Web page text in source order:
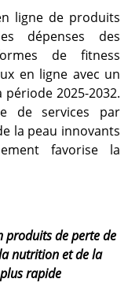
ligne de produits
dépenses des
de fitness
en ligne avec un
période 2025-2032.
de services par
la peau innovants
favorise la
produits de perte de
nutrition et de la
rapide